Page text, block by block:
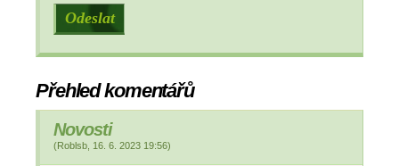
Přehled komentářů
Novosti
(Roblsb 16. 6. 2023 19:56)